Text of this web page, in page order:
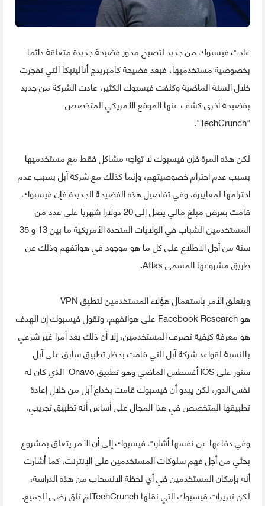
عادت فيسبوك من جديد لتصبح محور فضيحة جديدة متعلقة دائما
بخصوصية مستخدميها، فبعد فضيحة كامبريدج أناليتيكا التي تفجرت
خلال السنة الماضية وكلفت فيسبوك الكثير، عادت الشركة من جديد
بفضيحة أخرى كشف عنها الموقع الأمريكي المتخصص
"TechCrunch".
لكن هذه المرة فإن فيسبوك لا تواجه مشاكل فقط مع مستخدميها
بسبب عدم احترام خصوصيتهم، وإنما كذلك مع شركة آبل بسبب عدم
احترامها لمعاييره، وفي تفاصيل هذه الفضيحة الجديدة فإن فيسبوك
قامت بعرض مبلغ مالي يصل إلى 20 دولارا شهريا على عدد من
المستخدمين الشباب في الولايات المتحدة الأمريكية ما بين 13 و 35
سنة من أجل الاطلاع على كل ما هو موجود في هواتفهم وذلك عن
طريق مشروعها المسمى Atlas.
ويتعلق الأمر باستعمال هؤلاء المستخدمين لتطيق VPN
هو Facebook Research على هواتفهم، وتقول فيسبوك إن الهدف
هو معرفة كيفية تصرف المستخدمين، إلا أن ذلك يعد أمرا غير شرعي
بالنسبة لقواعد شركة آبل التي قامت بحظر تطبيق سابق على آبل
ستور على iOS أغسطس الماضي وهو تطبيق Onavo الذي كان له
نفس الدور، لكن يبدو أن فيسبوك قامت بخداع آبل من خلال إعادة
تطبيقها المتخصص في هذا المجال على أساس أنه تطبيق تجريبي.
وفي دفاعها عن نفسها أشارت فيسبوك إلى أن الأمر يتعلق بمشروع
بحثي من أجل فهم سلوكات المستخدمين على الإنترنت، كما أشارت
أنه بإمكان المستخدمين في أي لحظة الانسحاب من هذه الدراسة،
لكن تبريرات فيسبوك التي نقلها TechCrunchلم تلق رضى الجميع.